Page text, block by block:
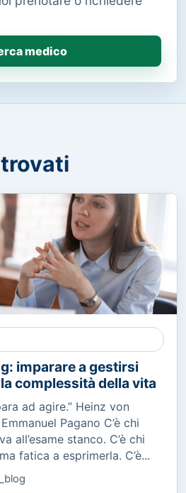
medico
imparare a gestirsi
complessità della vita
ad agire.” Heinz von
Pagano C’è chi
all’esame stanco. C’è chi
fatica a esprimerla. C’è...